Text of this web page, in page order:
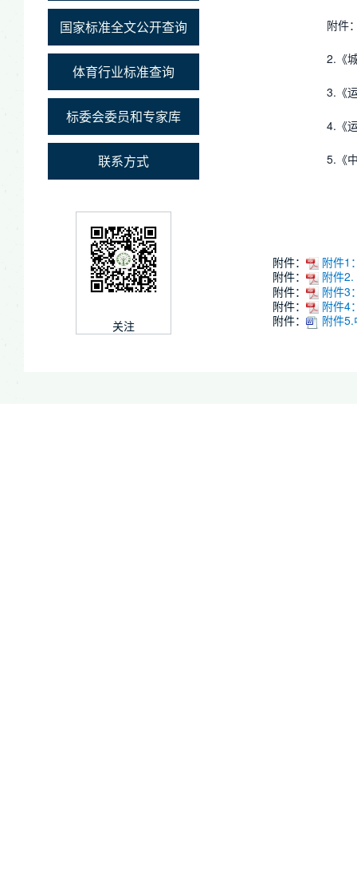
国家标准全文公开查询
体育行业标准查询
标委会委员和专家库
联系方式
关注
附件
2.《
3.《
4.《
5.《
附件：
附件1
附件：
附件
附件：
附件3
附件：
附件4
附件：
附件